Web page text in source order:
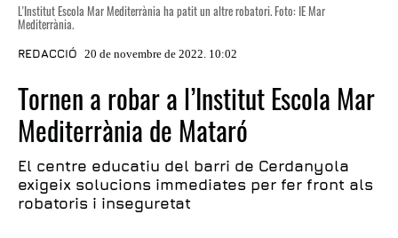
L'Institut Escola Mar Mediterrània ha patit un altre robatori. Foto: IE Mar
Mediterrània.
REDACCIÓ 20 de novembre de 2022. 10:02
Tornen a robar a l’Institut Escola Mar
Mediterrània de Mataró
El centre educatiu del barri de Cerdanyola
exigeix solucions immediates per fer front als
robatoris i inseguretat